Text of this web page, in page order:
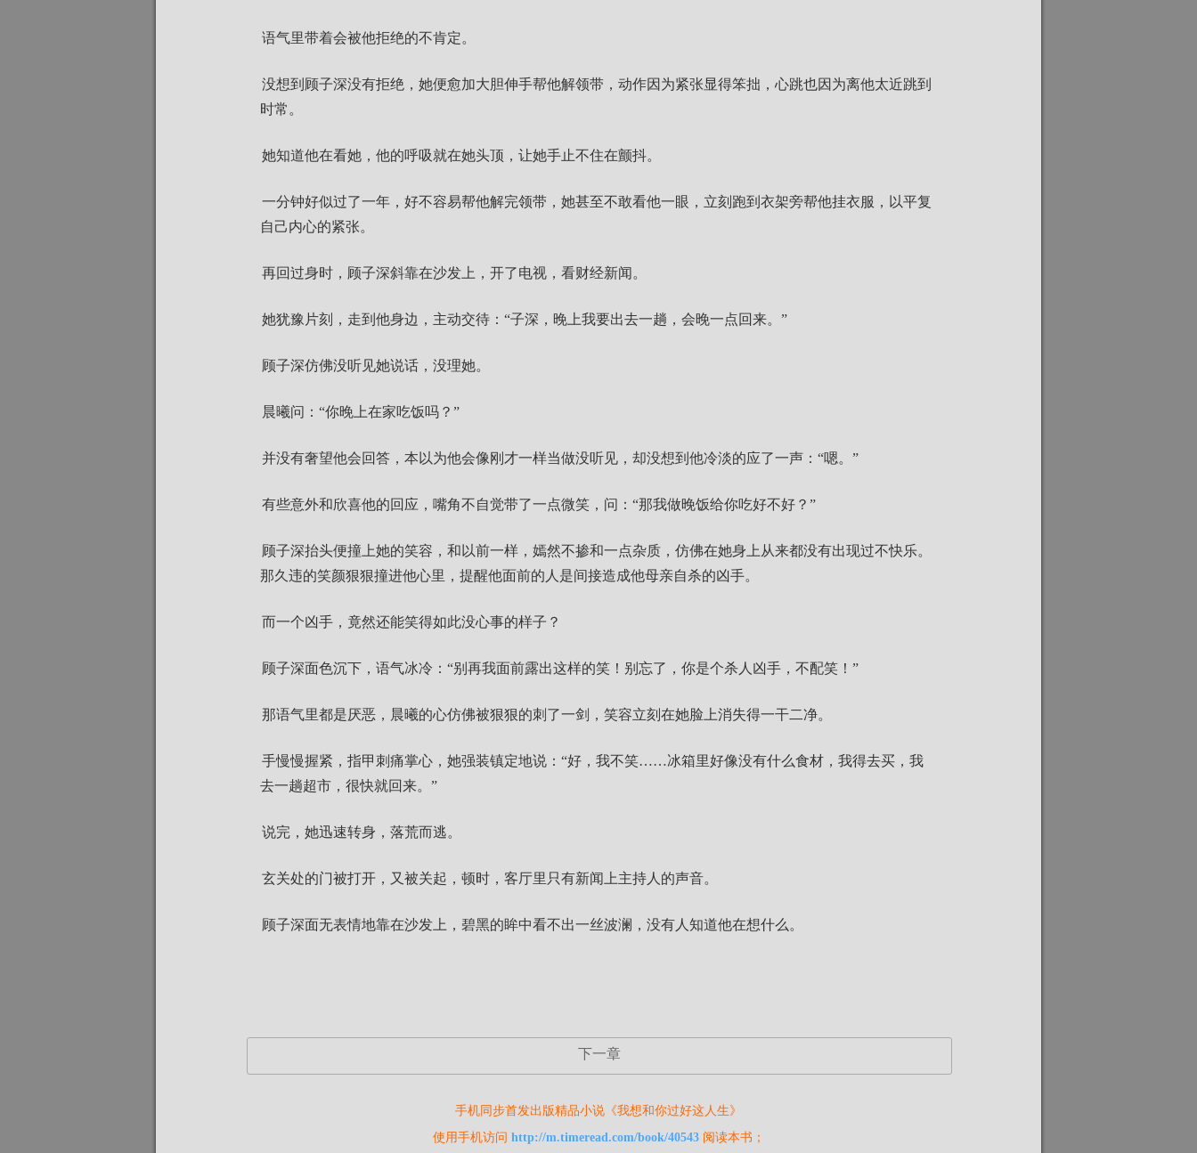
语气里带着会被他拒绝的不肯定。
没想到顾子深没有拒绝，她便愈加大胆伸手帮他解领带，动作因为紧张显得笨拙，心跳也因为离他太近跳到
时常。
她知道他在看她，他的呼吸就在她头顶，让她手止不住在颤抖。
一分钟好似过了一年，好不容易帮他解完领带，她甚至不敢看他一眼，立刻跑到衣架旁帮他挂衣服，以平复
自己内心的紧张。
再回过身时，顾子深斜靠在沙发上，开了电视，看财经新闻。
她犹豫片刻，走到他身边，主动交待：“子深，晚上我要出去一趟，会晚一点回来。”
顾子深仿佛没听见她说话，没理她。
晨曦问：“你晚上在家吃饭吗？”
并没有奢望他会回答，本以为他会像刚才一样当做没听见，却没想到他冷淡的应了一声：“嗯。”
有些意外和欣喜他的回应，嘴角不自觉带了一点微笑，问：“那我做晚饭给你吃好不好？”
顾子深抬头便撞上她的笑容，和以前一样，嫣然不掺和一点杂质，仿佛在她身上从来都没有出现过不快乐。
那久违的笑颜狠狠撞进他心里，提醒他面前的人是间接造成他母亲自杀的凶手。
而一个凶手，竟然还能笑得如此没心事的样子？
顾子深面色沉下，语气冰冷：“别再我面前露出这样的笑！别忘了，你是个杀人凶手，不配笑！”
那语气里都是厌恶，晨曦的心仿佛被狠狠的刺了一剑，笑容立刻在她脸上消失得一干二净。
手慢慢握紧，指甲刺痛掌心，她强装镇定地说：“好，我不笑……冰箱里好像没有什么食材，我得去买，我
去一趟超市，很快就回来。”
说完，她迅速转身，落荒而逃。
玄关处的门被打开，又被关起，顿时，客厅里只有新闻上主持人的声音。
顾子深面无表情地靠在沙发上，碧黑的眸中看不出一丝波澜，没有人知道他在想什么。
下一章
手机同步首发出版精品小说《我想和你过好这人生》
使用手机访问 http://m.timeread.com/book/40543阅读本书；